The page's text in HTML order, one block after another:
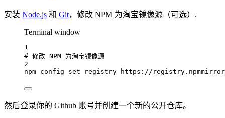
安装 Node.js 和 Git，修改 NPM 为淘宝镜像源（可选）.
Terminal window
1
# 修改 NPM 为淘宝镜像源
2
npm config set registry https://
然后登录你的 Github 账号并创建一个新的公开仓库。